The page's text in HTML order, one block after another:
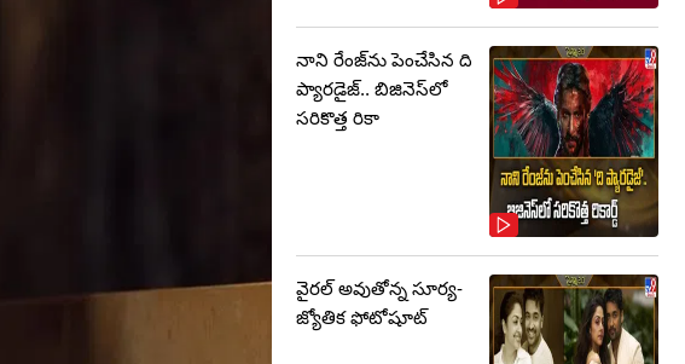
నాని రేంజ్‌ను పెంచేసిన ది
ప్యారడైజ్.. బిజినెస్‌లో
సరికొత్త రికా
వైరల్ అవుతోన్న సూర్య-
జ్యోతిక ఫోటోషూట్